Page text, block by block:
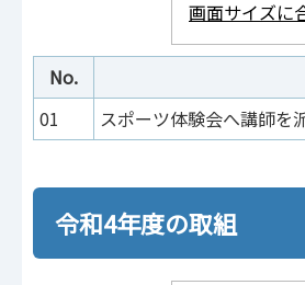
画面サイズに
No.
01
スポーツ体験会へ講師を
令和4年度の取組